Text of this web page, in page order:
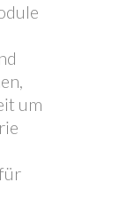
um